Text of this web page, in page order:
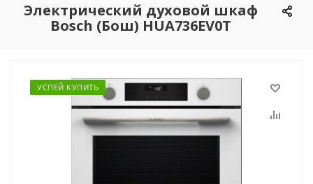
Электрический духовой шкаф
Bosch (Бош) HUA736EV0T
УСПЕЙ КУПИТЬ